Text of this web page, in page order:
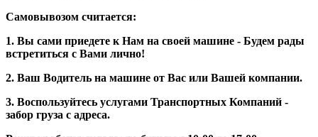
Самовывозом считается:
1. Вы сами приедете к Нам на своей машине - Будем рады
встретиться с Вами лично!
2. Ваш Водитель на машине от Вас или Вашей компании.
3. Воспользуйтесь услугами Транспортных Компаний -
забор груза с адреса.